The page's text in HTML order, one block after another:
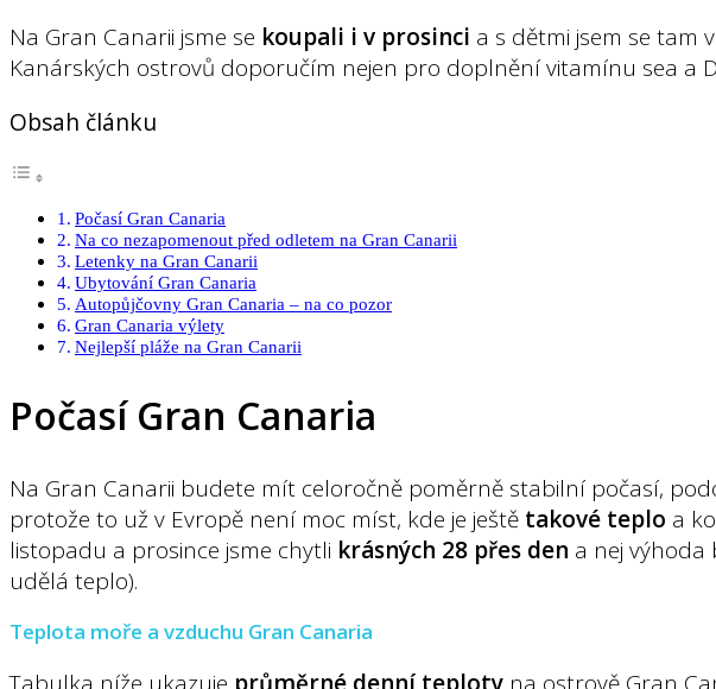
Na Gran Canarii jsme se koupali i v prosinci a s dětmi jsem se tam
Kanárských ostrovů doporučím nejen pro doplnění vitamínu sea a
Obsah článku
Počasí Gran Canaria
Na co nezapomenout před odletem na Gran Canarii
Letenky na Gran Canarii
Ubytování Gran Canaria
Autopůjčovny Gran Canaria – na co pozor
Gran Canaria výlety
Nejlepší pláže na Gran Canarii
Počasí Gran Canaria
Na Gran Canarii budete mít celoročně poměrně stabilní počasí,
protože to už v Evropě není moc míst, kde je ještě takové teplo a
listopadu a prosince jsme chytli krásných 28 přes den a nej výhoda
udělá teplo).
Teplota moře a vzduchu Gran Canaria
Tabulka níže ukazuje průměrné denní teploty na ostrově Gran